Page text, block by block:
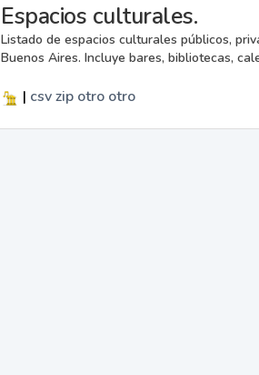
Espacios culturales.
Listado de espacios culturales públicos,
Buenos Aires. Incluye bares, bibliotecas,
| csvzip otro otro